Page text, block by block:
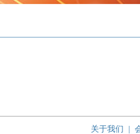
关于我们